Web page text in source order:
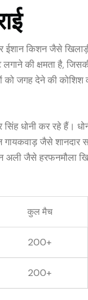
ईशान किशन जैसे
की क्षमता है,
जगह देने की
धोनी कर रहे हैं।
जैसे शानदार
अली जैसे हरफनमौला
कुल मैच
200+
200+